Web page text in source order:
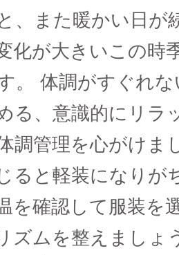
、また暖かい日が
化が大きいこの時
。 体調がすぐれ
る、意識的にリラ
調管理を心がけま
ると軽装になりが
を確認して服装を
ズムを整えまし